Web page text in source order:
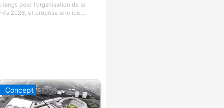
rangs pour l'organisation de la
2026, et propose une idé...
Concept